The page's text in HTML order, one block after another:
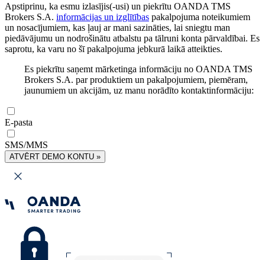
Apstiprinu, ka esmu izlasījis(-usi) un piekrītu OANDA TMS
Brokers S.A. informācijas un izglītības pakalpojuma noteikumiem
un nosacījumiem, kas ļauj ar mani sazināties, lai sniegtu man
piedāvājumu un nodrošinātu atbalstu pa tālruni konta pārvaldībai. Es
saprotu, ka varu no šī pakalpojuma jebkurā laikā atteikties.
Es piekrītu saņemt mārketinga informāciju no OANDA TMS
Brokers S.A. par produktiem un pakalpojumiem, piemēram,
jaunumiem un akcijām, uz manu norādīto kontaktinformāciju:
E-pasta
SMS/MMS
ATVĒRT DEMO KONTU »